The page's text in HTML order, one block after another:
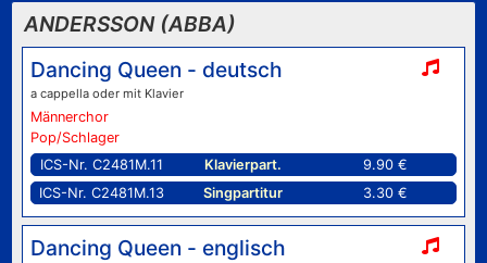
ANDERSSON (ABBA)
Dancing Queen - deutsch
a cappella oder mit Klavier
Männerchor
Pop/Schlager
ICS-Nr. C2481M.11
Klavierpart.
9.90 €
ICS-Nr. C2481M.13
Singpartitur 3.30 €
Dancing Queen - englisch